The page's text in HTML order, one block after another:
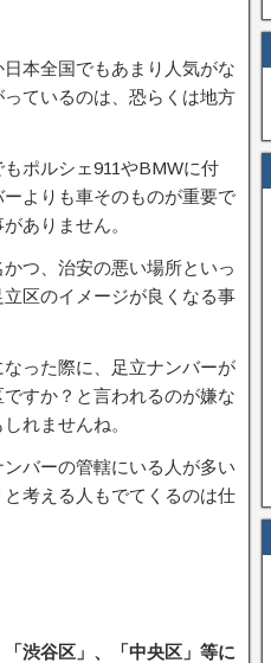
本全国でもあまり人気がな
ているのは、恐らくは地方
ポルシェ911やBMWに付
よりも車そのものが重要で
ありません。
つ、治安の悪い場所といっ
区のイメージが良くなる事
った際に、足立ナンバーが
すか？と言われるのが嫌な
れませんね。
バーの管轄にいる人が多い
考える人もでてくるのは仕
渋谷区」、「中央区」等に